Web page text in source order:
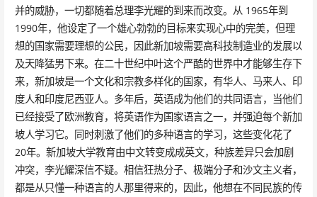
并的威胁，一切都随着总理李光耀的到来而改变。从 1965年到
1990年，他设定了一个雄心勃勃的目标来实现心中的完美，但理
想的国家需要理想的公民，因此新加坡需要高科技制造业的发展以
及天降猛男下来。在二十世纪中叶这个严酷的世界中才能够生存下
来，新加坡是一个文化和宗教多样化的国家，有华人、马来人、印
度人和印度尼西亚人。多年后，英语成为他们的共同语言，当他们
已经接受了欧洲教育，将英语作为国家语言之一，并强迫每个新加
坡人学习它。同时刺激了他们的多种语言的学习，这些变化花了
20年。新加坡大学教育由中文转变成成英文，种族差异只会加剧
冲突，李光耀深信不疑。相信狂热分子、极端分子和沙文主义者，
都是从只懂一种语言的人那里得来的，因此，他想在不同民族的传